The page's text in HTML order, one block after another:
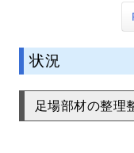
状況
足場部材の整理